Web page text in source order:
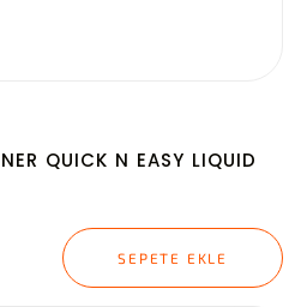
QUICK N EASY LIQUID
SEPETE EKLE